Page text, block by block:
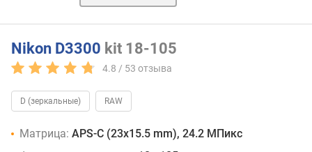
ммbody
Nikon D3300 kit 18-105
4.8 / 53 отзыва
D (зеркальные) RAW
Матрица: APS-C (23x15.5 mm), 24.2 МПикс